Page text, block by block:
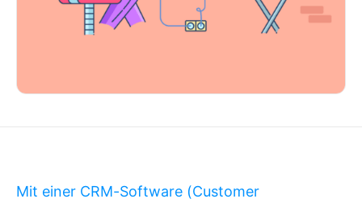
Mit einer CRM-Software (Customer